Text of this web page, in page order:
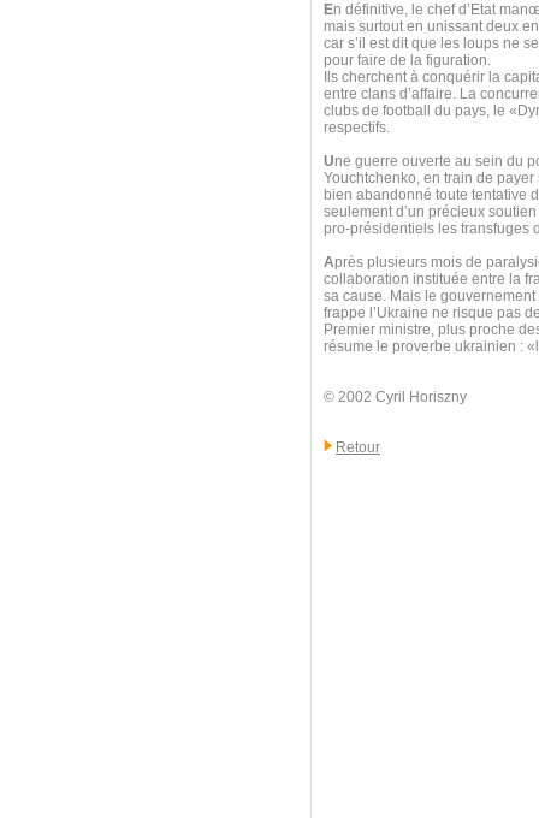
En définitive, le chef d’Etat
mais surtout en unissant deux
car s’il est dit que les loups ne
pour faire de la figuration.
Ils cherchent à conquérir la
entre clans d’affaire. La
clubs de football du pays, le
respectifs.
Une guerre ouverte au sein du
Youchtchenko, en train de
bien abandonné toute tentative
seulement d’un précieux
pro-présidentiels les transfuges
Après plusieurs mois de
collaboration instituée entre la
sa cause. Mais le
frappe l’Ukraine ne risque pas
Premier ministre, plus proche
résume le proverbe ukrainien :
© 2002 Cyril Horiszny
Retour